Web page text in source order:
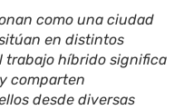
como una ciudad
en distintos
trabajo híbrido significa
comparten
desde diversas